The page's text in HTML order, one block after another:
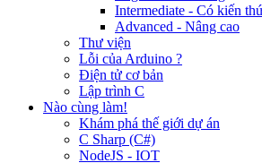
Intermediate - Có kiến
Advanced - Nâng cao
Thư viện
Lỗi của Arduino ?
Điện tử cơ bản
Lập trình C
Nào cùng làm!
Khám phá thế giới dự án
C Sharp (C#)
NodeJS - IOT